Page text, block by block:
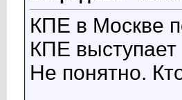
КПЕ в Москве
КПЕ выступает
Не понятно.